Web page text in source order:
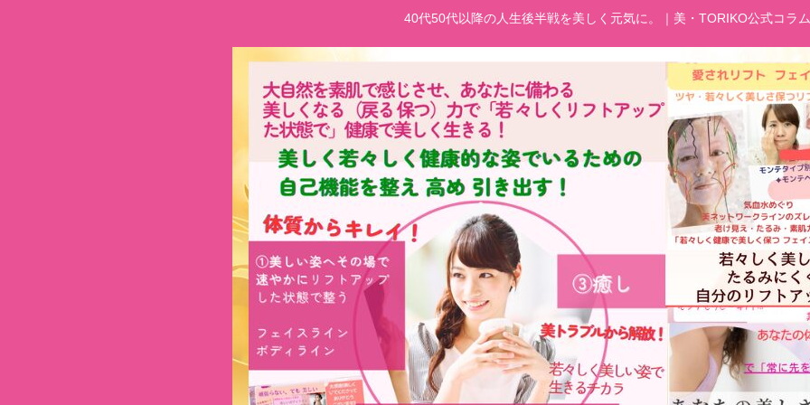
40代50代以降の人生後半戦を美しく元気に。｜美・TORIKO公式コラム